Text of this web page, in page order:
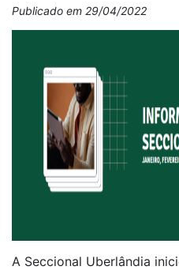
Publicado em 29/04/2022
A Seccional Uberlândia